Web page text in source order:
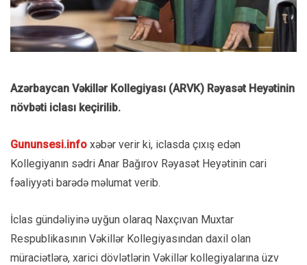
Azərbaycan Vəkillər Kollegiyası (ARVK) Rəyasət Heyətinin
növbəti iclası keçirilib.
Gununsesi.info xəbər verir ki, iclasda çıxış edən
Kollegiyanın sədri Anar Bağırov Rəyasət Heyətinin cari
fəaliyyəti barədə məlumat verib.
İclas gündəliyinə uyğun olaraq Naxçıvan Muxtar
Respublikasının Vəkillər Kollegiyasından daxil olan
müraciətlərə, xarici dövlətlərin Vəkillər kollegiyalarına üzv